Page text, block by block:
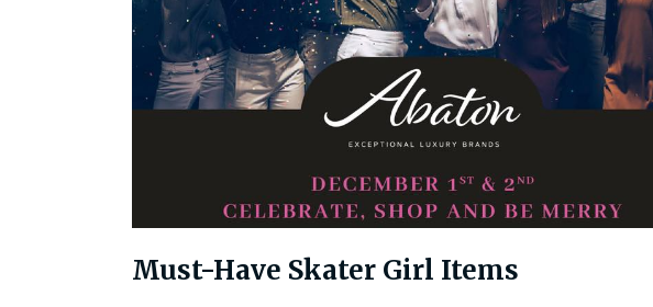
Must-Have Skater Girl Items